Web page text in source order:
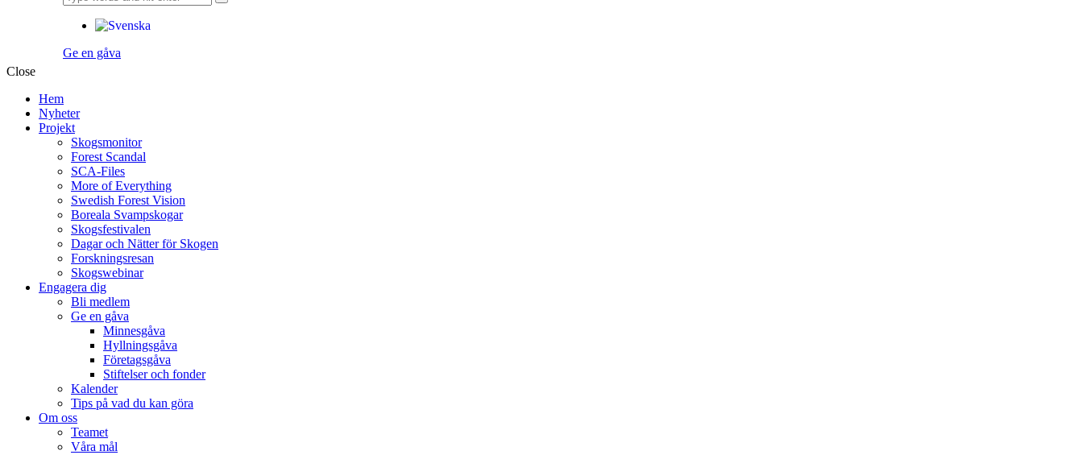
Ge en gåva
Close
Hem
Nyheter
Projekt
Skogsmonitor
Forest Scandal
SCA-Files
More of Everything
Swedish Forest Vision
Boreala Svampskogar
Skogsfestivalen
Dagar och Nätter för Skogen
Forskningsresan
Skogswebinar
Engagera dig
Bli medlem
Ge en gåva
Minnesgåva
Hyllningsgåva
Företagsgåva
Stiftelser och fonder
Kalender
Tips på vad du kan göra
Om oss
Teamet
Våra mål​